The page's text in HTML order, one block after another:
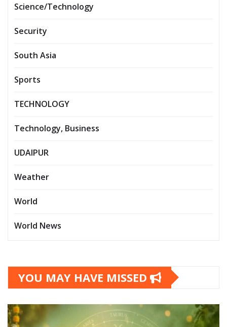
Science/Technology
Security
South Asia
Sports
TECHNOLOGY
Technology, Business
UDAIPUR
Weather
World
World News
YOU MAY HAVE MISSED